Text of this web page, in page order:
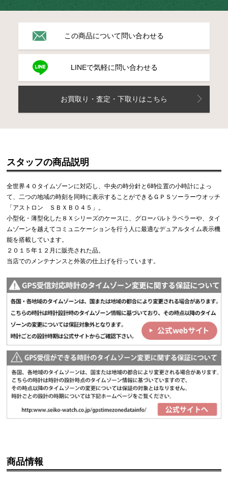
この商品について問い合わせる
LINEで気軽に問い合わせる
お買取り・査定・下取りはこちら
スタッフの商品説明
全世界４０タイムゾーンに対応し、中央の時分針と6時位置の小時計によっ
て、二つの地域の時刻を同時に表示することができるＧＰＳソーラーウオッチ
「アストロン ＳＢＸＢ０４５」。
小型化・薄型化した８Ｘシリーズのケースに、グローバルトラベラーや、タイ
ムゾーンを越えてコミュニケーションを行う人に最適なデュアルタイム表示機
能を搭載しています。
２０１５年１２月に販売された品。
当店でのメンテナンスと外装の仕上げを行っています。
商品情報